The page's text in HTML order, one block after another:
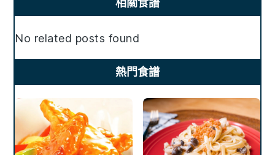
Sidebar
相關食譜
No related posts found
熱門食譜